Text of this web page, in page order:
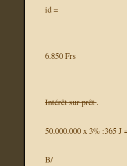
id =
6.850 Frs
Intérêt sur prêt.
50.000.000 x 3% :365 J
B/